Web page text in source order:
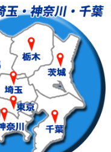
+8,800円
44,000円
+8,800円
11,000円~